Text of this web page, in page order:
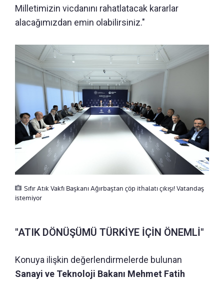
Milletimizin vicdanını rahatlatacak kararlar
alacağımızdan emin olabilirsiniz."
Sıfır Atık Vakfı Başkanı Ağırbaştan çöp ithalatı çıkışı! Vatandaş
istemiyor
"ATIK DÖNÜŞÜMÜ TÜRKİYE İÇİN ÖNEMLİ"
Konuya ilişkin değerlendirmelerde bulunan
Sanayi ve Teknoloji Bakanı Mehmet Fatih